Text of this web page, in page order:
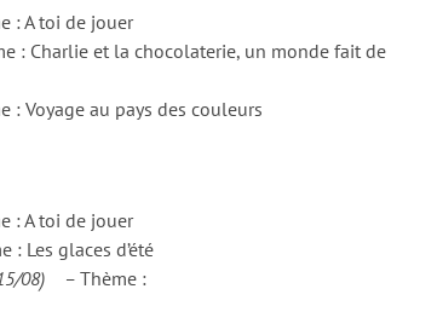
: A toi de jouer
Charlie et la chocolaterie, un monde fait de
Voyage au pays des couleurs
: A toi de jouer
Les glaces d’été
15/08) –Thème :